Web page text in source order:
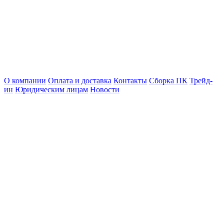
О компании Оплата и доставка Контакты Сборка ПК Трейд-
ин Юридическим лицам Новости